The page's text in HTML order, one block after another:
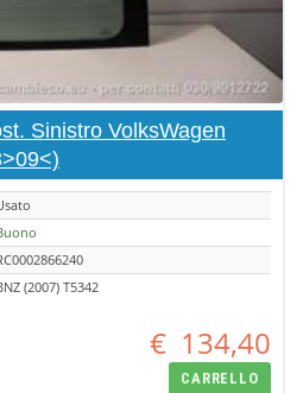
Sinistro VolksWagen
(2007) T5342
€ 134,40
CARRELLO